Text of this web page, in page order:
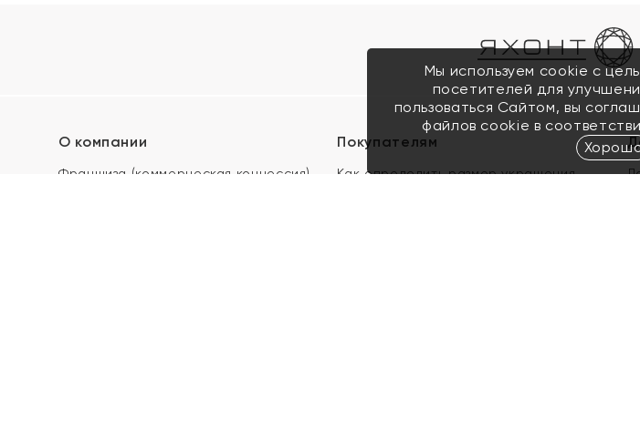
О компании
Франшиза (коммерческая концессия)
Покупателям
Как определить размер украшения
Мы используем cookie с
посетителей для
пользоваться Сайтом, вы
файлов cookie в